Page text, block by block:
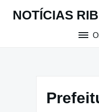
NOTÍCIAS